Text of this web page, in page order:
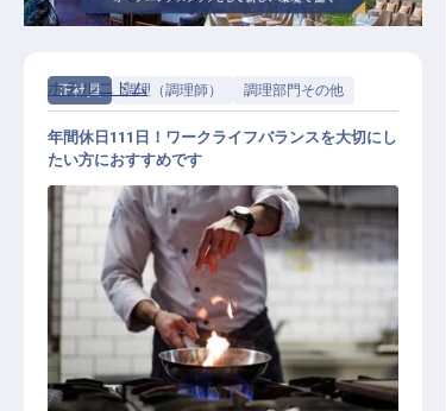
正社員 調理（調理師） 調理部門その他
調理部門（和洋中・パティシエ含む
）
ホテルニドム
年間休日111日！ワークライフバランスを大切にし
たい方におすすめです